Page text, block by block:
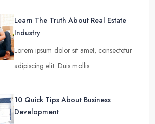
Learn The Truth About Real Estate
Industry
Lorem ipsum dolor sit amet, consectetur
adipiscing elit. Duis mollis…
10 Quick Tips About Business
Development